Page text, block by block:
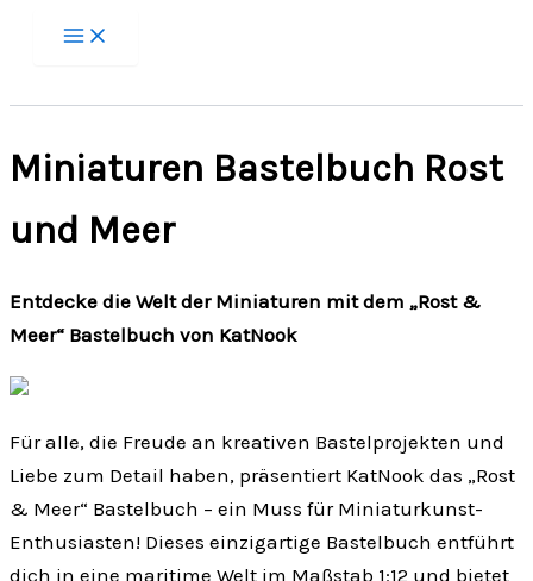
Miniaturen Bastelbuch Rost
und Meer
Entdecke die Welt der Miniaturen mit dem „Rost &
Meer“ Bastelbuch von KatNook
Für alle, die Freude an kreativen Bastelprojekten und
Liebe zum Detail haben, präsentiert KatNook das „Rost
& Meer“ Bastelbuch – ein Muss für Miniaturkunst-
Enthusiasten! Dieses einzigartige Bastelbuch entführt
dich in eine maritime Welt im Maßstab 1:12 und bietet